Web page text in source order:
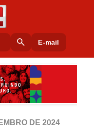
search E-mail
DE 2024